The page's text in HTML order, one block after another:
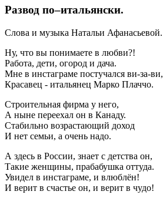
Развод по–итальянски.
Слова и музыка Натальи Афанасьевой.
Ну, что вы понимаете в любви?!
Работа, дети, огород и дача.
Мне в инстаграме постучался ви-за-ви,
Красавец - итальянец Марко Плаччо.
Строительная фирма у него,
А ныне переехал он в Канаду.
Стабильно возрастающий доход
И нет семьи, а очень надо.
А здесь в России, знает с детства он,
Такие женщины, прабабушка оттуда.
Увидел в инстаграме, и влюблён!
И верит в счастье он, и верит в чудо!